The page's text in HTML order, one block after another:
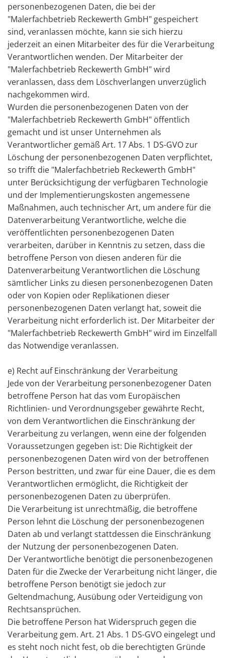
personenbezogenen Daten, die bei der
"Malerfachbetrieb Reckewerth GmbH" gespeichert
sind, veranlassen möchte, kann sie sich hierzu
jederzeit an einen Mitarbeiter des für die Verarbeitung
Verantwortlichen wenden. Der Mitarbeiter der
"Malerfachbetrieb Reckewerth GmbH" wird
veranlassen, dass dem Löschverlangen unverzüglich
nachgekommen wird.
Wurden die personenbezogenen Daten von der
"Malerfachbetrieb Reckewerth GmbH" öffentlich
gemacht und ist unser Unternehmen als
Verantwortlicher gemäß Art. 17 Abs. 1 DS-GVO zur
Löschung der personenbezogenen Daten verpflichtet,
so trifft die "Malerfachbetrieb Reckewerth GmbH"
unter Berücksichtigung der verfügbaren Technologie
und der Implementierungskosten angemessene
Maßnahmen, auch technischer Art, um andere für die
Datenverarbeitung Verantwortliche, welche die
veröffentlichten personenbezogenen Daten
verarbeiten, darüber in Kenntnis zu setzen, dass die
betroffene Person von diesen anderen für die
Datenverarbeitung Verantwortlichen die Löschung
sämtlicher Links zu diesen personenbezogenen Daten
oder von Kopien oder Replikationen dieser
personenbezogenen Daten verlangt hat, soweit die
Verarbeitung nicht erforderlich ist. Der Mitarbeiter der
"Malerfachbetrieb Reckewerth GmbH" wird im Einzelfall
das Notwendige veranlassen.
e) Recht auf Einschränkung der Verarbeitung
Jede von der Verarbeitung personenbezogener Daten
betroffene Person hat das vom Europäischen
Richtlinien- und Verordnungsgeber gewährte Recht,
von dem Verantwortlichen die Einschränkung der
Verarbeitung zu verlangen, wenn eine der folgenden
Voraussetzungen gegeben ist: Die Richtigkeit der
personenbezogenen Daten wird von der betroffenen
Person bestritten, und zwar für eine Dauer, die es dem
Verantwortlichen ermöglicht, die Richtigkeit der
personenbezogenen Daten zu überprüfen.
Die Verarbeitung ist unrechtmäßig, die betroffene
Person lehnt die Löschung der personenbezogenen
Daten ab und verlangt stattdessen die Einschränkung
der Nutzung der personenbezogenen Daten.
Der Verantwortliche benötigt die personenbezogenen
Daten für die Zwecke der Verarbeitung nicht länger, die
betroffene Person benötigt sie jedoch zur
Geltendmachung, Ausübung oder Verteidigung von
Rechtsansprüchen.
Die betroffene Person hat Widerspruch gegen die
Verarbeitung gem. Art. 21 Abs. 1 DS-GVO eingelegt und
es steht noch nicht fest, ob die berechtigten Gründe